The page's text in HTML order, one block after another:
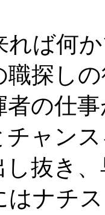
ば何
職探し
者の仕
チャン
抜き
ナチ